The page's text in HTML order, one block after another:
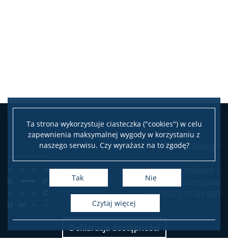
Ta strona wykorzystuje ciasteczka ("cookies") w celu
zapewnienia maksymalnej wygody w korzystaniu z
naszego serwisu. Czy wyrażasz na to zgodę?
Tak Nie
czytaj więcej
Spółki spin-off
KONTAKT
Wydział Biologii
ul. I. Miecznikowa 1
02-096 Warszawa
tel. (4822) 55 41 000
Deklaracja dostępności